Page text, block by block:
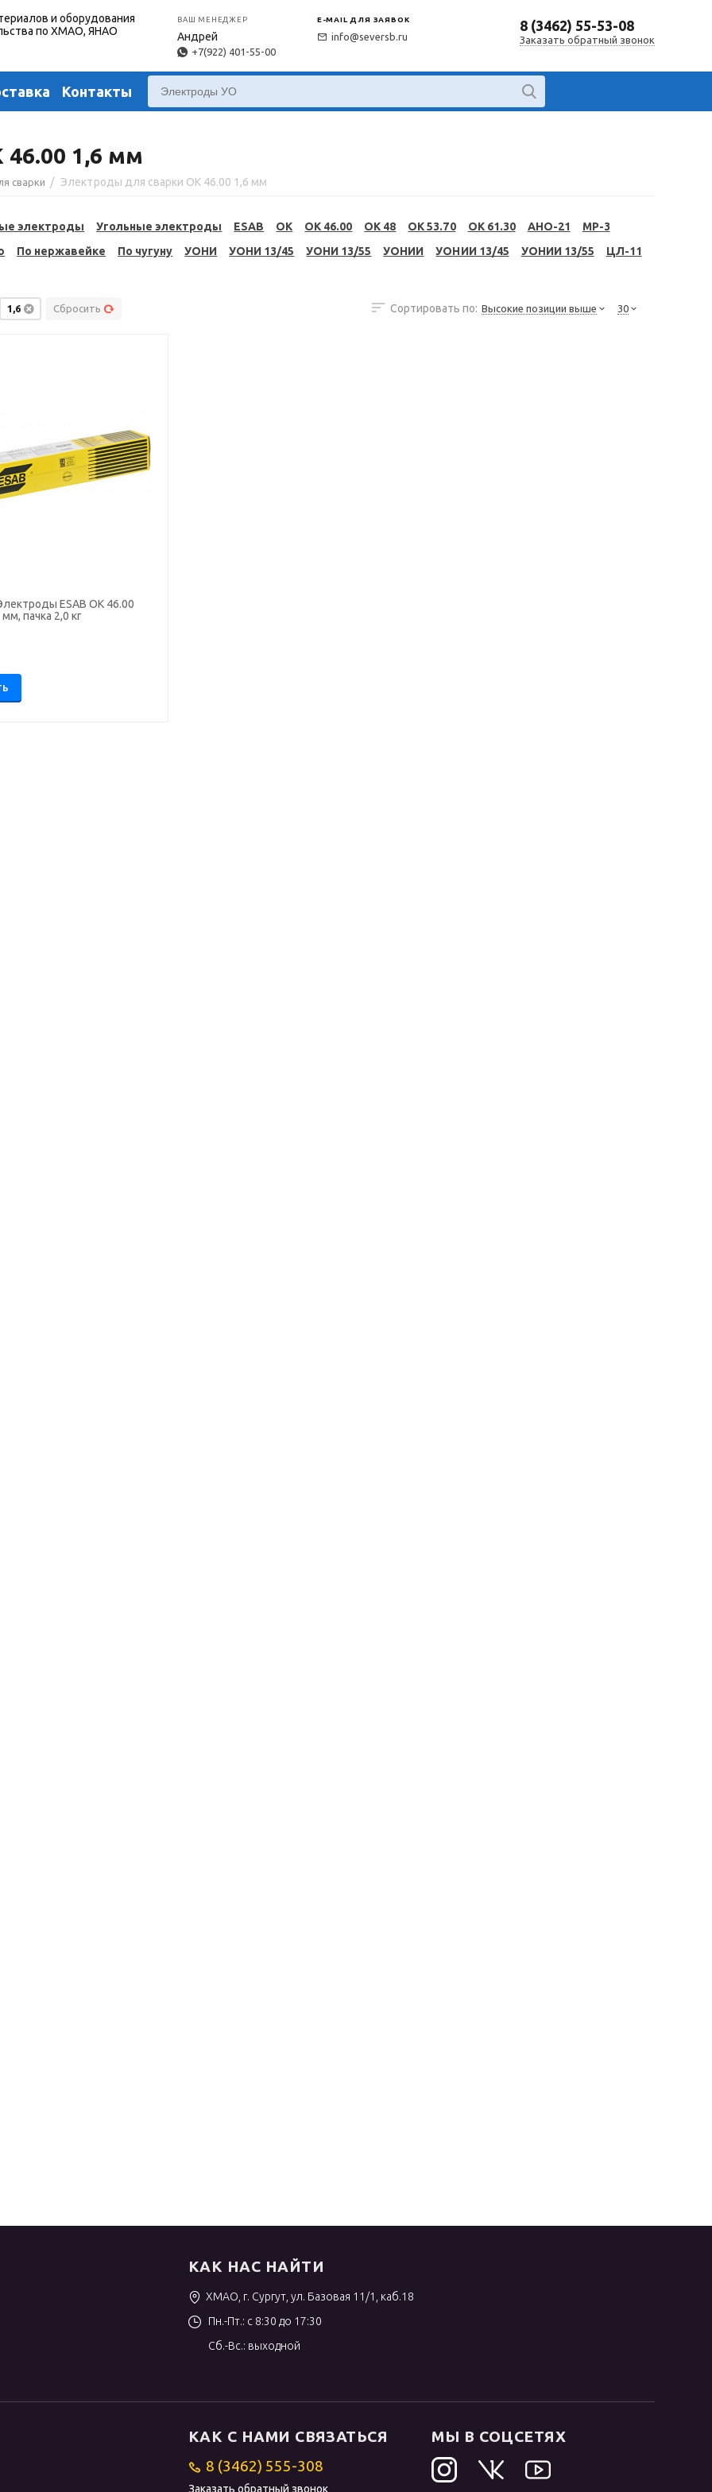
и оборудования
по ХМАО, ЯНАО
ВАШ МЕНЕДЖЕР
Андрей
+7(922) 401-55-00
E-MAIL ДЛЯ ЗАЯВОК
info@seversb.ru
8 (3462) 55-53-08
Заказать обратный звонок
Контакты
1,6 мм
сварки / Электроды для сварки OK 46.00 1,6 мм
электроды Угольные электроды ESAB OK OK 46.00 OK 48 OK 53.70 OK 61.30 АНО-21
МР-3
По нержавейке По чугуну УОНИ УОНИ 13/45 УОНИ 13/55 УОНИИ УОНИИ 13/45 УОНИИ 13/55
ЦЛ-11
1,6 Сбросить Сортировать по: Высокие позиции выше 30
ESAB ОК 46.00
пачка 2,0 кг
КАК НАС НАЙТИ
ХМАО, г. Сургут, ул. Базовая 11/1, каб.18
Пн.-Пт.: с 8:30 до 17:30
Сб.-Вс.: выходной
КАК С НАМИ СВЯЗАТЬСЯ
8 (3462) 555-308
Заказать обратный звонок
МЫ В СОЦСЕТЯХ